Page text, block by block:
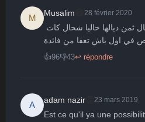
M
Musalim 28 février 2020
في اول باش تعفا من فائدة
👍96👎43↩ répondre
A
adam nazir 23 mars 2019
Est ce qu'il ya une